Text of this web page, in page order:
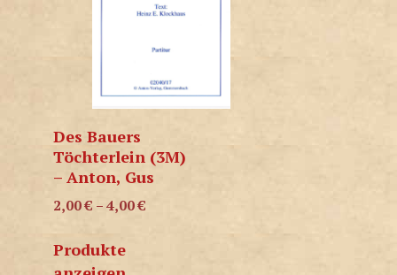
Des Bauers
Töchterlein (3M)
– Anton, Gus
2,00€ – 4,00€
Produkte